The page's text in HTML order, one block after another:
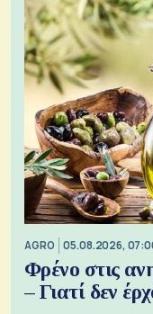
AGRO 05.08.2026,
Φρένο στις
– Γιατί δεν